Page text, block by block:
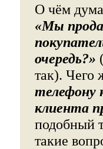
О чём
«Мы
очередь?»
так). Чего
телефону
клиента
подобный
такие